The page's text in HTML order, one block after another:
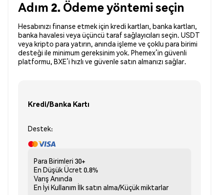
Adım 2. Ödeme yöntemi seçin
Hesabınızı finanse etmek için kredi kartları, banka kartları,
banka havalesi veya üçüncü taraf sağlayıcıları seçin. USDT
veya kripto para yatırın, anında işleme ve çoklu para birimi
desteği ile minimum gereksinim yok. Phemex’in güvenli
platformu, BXE’i hızlı ve güvenle satın almanızı sağlar.
Kredi/Banka Kartı
Destek:
Para Birimleri 30+
En Düşük Ücret 0.8%
Varış Anında
En İyi Kullanım İlk satın alma/Küçük miktarlar